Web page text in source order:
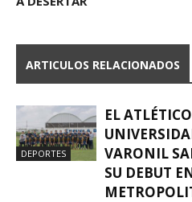
ARTICULOS RELACIONADOS
DEPORTES
EL
VARONIL
SU DEBUT